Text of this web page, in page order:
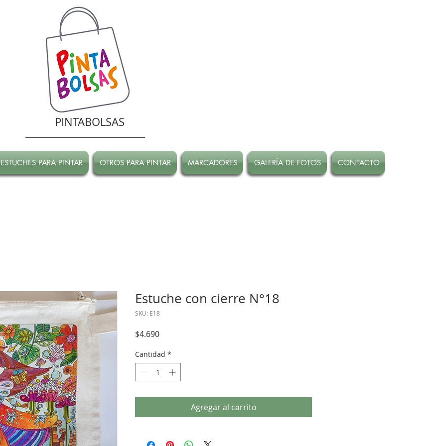
PINTABOLSAS
ESTUCHES PARA PINTAR OTROS PARA PINTAR MARCADORES GALERÍA DE FOTOS CONTACTO
Estuche con cierre N°18
SKU: E18
$4.690Precio
Cantidad *
Agregar al carrito